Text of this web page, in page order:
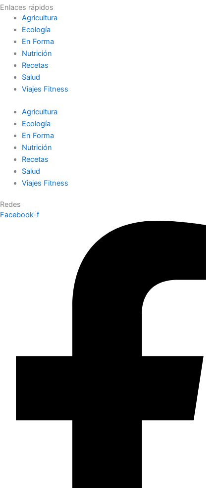
Enlaces rápidos
Agricultura
Ecología
En Forma
Nutrición
Recetas
Salud
Viajes Fitness
Agricultura
Ecología
En Forma
Nutrición
Recetas
Salud
Viajes Fitness
Redes
Facebook-f